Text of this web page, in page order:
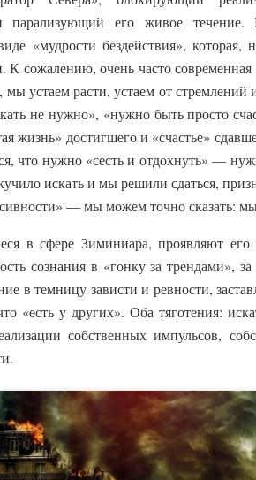
парализующий его живое
«мудрости бездействия», которая,
К сожалению, очень часто
устаем расти, устаем от
не нужно», «нужно быть просто
жизнь» достигшего и «счастье»
что нужно «сесть и отдохнуть» —
искать и мы решили сдаться,
— мы можем точно сказать:
в сфере Зиминиара, проявляют
сознания в «гонку за
в темницу зависти и ревности,
«есть у других». Оба тяготения:
собственных импульсов,